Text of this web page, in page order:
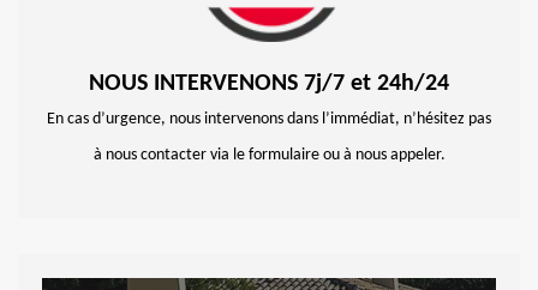
NOUS INTERVENONS 7j/7 et 24h/24
En cas d’urgence, nous intervenons dans l’immédiat, n’hésitez pas
à nous contacter via le formulaire ou à nous appeler.